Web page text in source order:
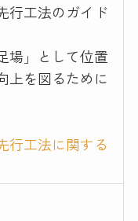
行工法のガイド
場」として位置
上を図るために
行工法に関する